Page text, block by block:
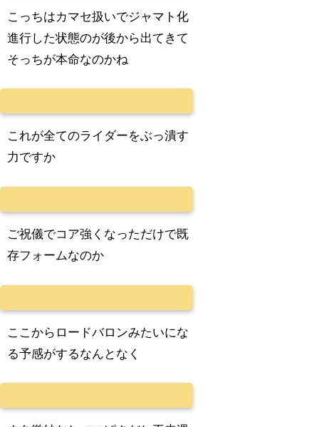
こっちはカマセ扱いでジャマト化
進行した状態のが後から出てきて
そっちが本命なのかね
これが全てのライダーをぶっ潰す
力ですか
ご祝儀でコア強くなっただけで既
存フォームなのか
ここからロードバロンみたいにな
る予感がするなんとなく